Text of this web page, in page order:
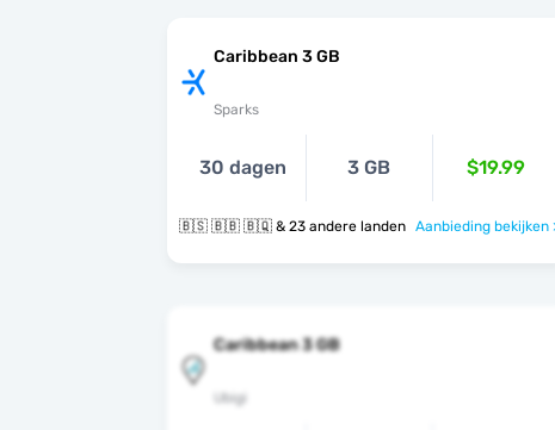
Caribbean 3 GB
Sparks
30 dagen 3 GB $19.99
🇧🇸 🇧🇧 🇧🇶 & 23 andere landen Aanbieding bekijken
Caribbean 3 GB
Ubigi